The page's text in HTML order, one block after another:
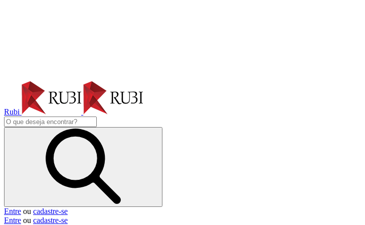
Rubi
Entre ou cadastre-se
Entre ou cadastre-se